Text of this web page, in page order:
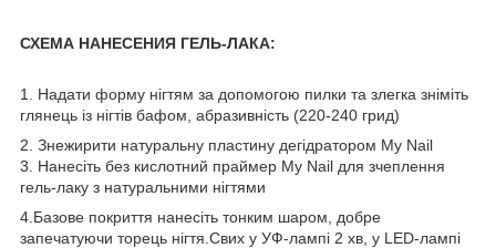
СХЕМА НАНЕСЕНИЯ ГЕЛЬ-ЛАКА:
1. Надати форму нігтям за допомогою пилки та злегка зніміть
глянець із нігтів бафом, абразивність (220-240 грид)
2. Знежирити натуральну пластину дегідратором My Nail
3. Нанесіть без кислотний праймер My Nail для зчеплення
гель-лаку з натуральними нігтями
4.Базове покриття нанесіть тонким шаром, добре
запечатуючи торець нігтя.Свих у УФ-лампі 2 хв, у LED-лампі